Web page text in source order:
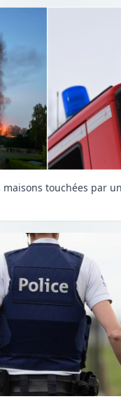
touchées par